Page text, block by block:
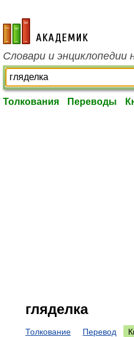
academic.ru
Словари и энциклопедии
Толкования Переводы
гляделка
Толкование Перевод